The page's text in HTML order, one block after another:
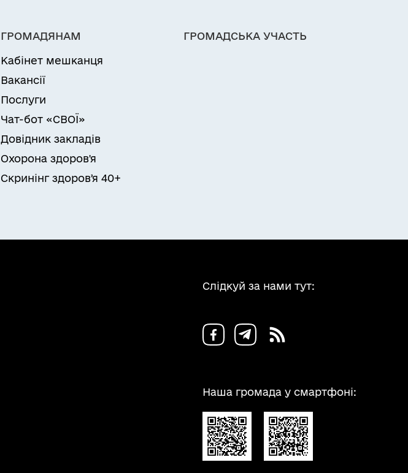
ГРОМАДЯНАМ
Кабінет мешканця
Вакансії
Послуги
Чат-бот «СВОЇ»
Довідник закладів
Охорона здоров'я
Скринінг здоровʼя 40+
ГРОМАДСЬКА УЧАСТЬ
Слідкуй за нами тут:
Наша громада у смартфоні: